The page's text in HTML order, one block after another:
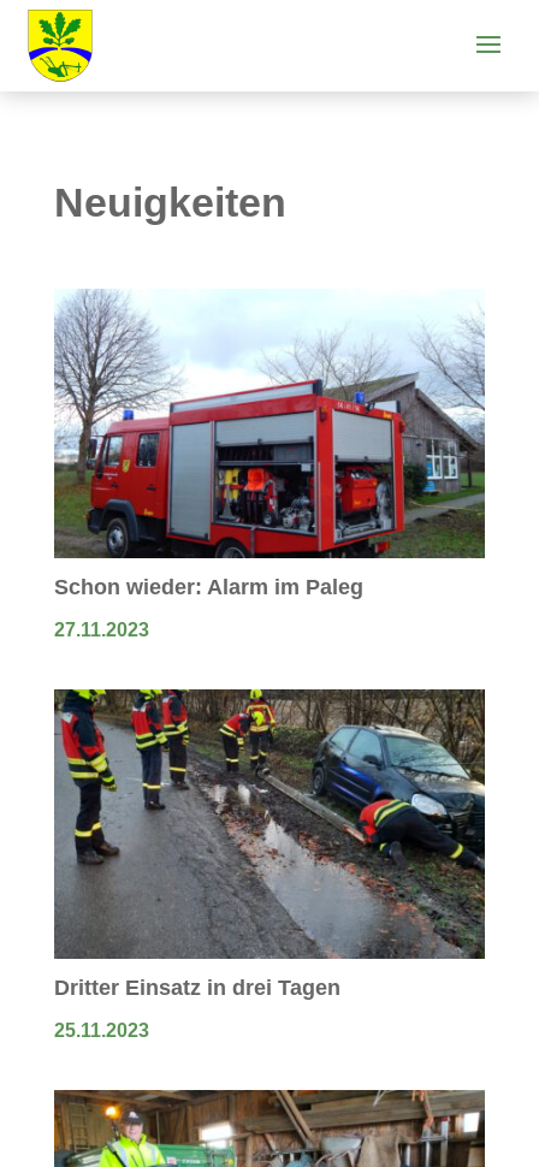
Neuigkeiten
Schon wieder: Alarm im Paleg
27.11.2023
Dritter Einsatz in drei Tagen
25.11.2023